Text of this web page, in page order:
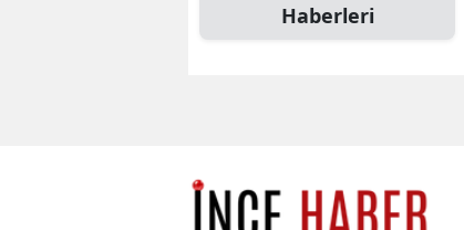
Haberleri